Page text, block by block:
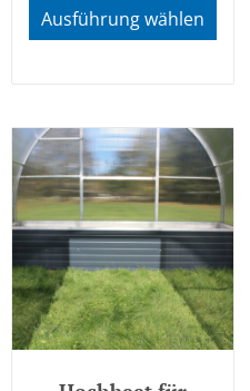
Ausführung wählen